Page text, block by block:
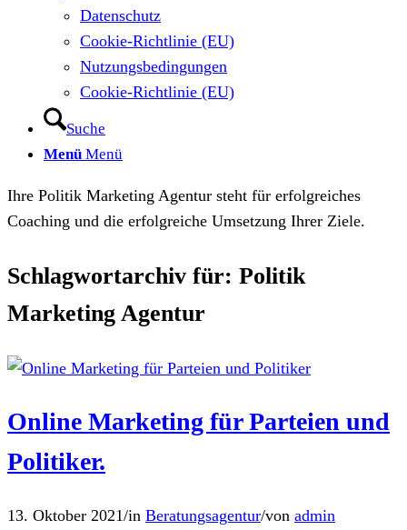
Datenschutz
Cookie-Richtlinie (EU)
Nutzungsbedingungen
Cookie-Richtlinie (EU)
Suche
Menü Menü
Ihre Politik Marketing Agentur steht für erfolgreiches
Coaching und die erfolgreiche Umsetzung Ihrer Ziele.
Schlagwortarchiv für: Politik
Marketing Agentur
Online Marketing für Parteien und
Politiker.
13. Oktober 2021/in Beratungsagentur/von admin